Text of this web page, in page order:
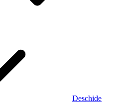
Deschide